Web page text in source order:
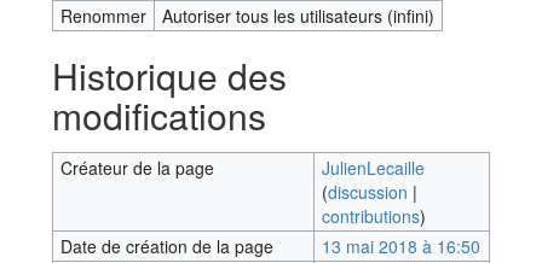
Renommer
Autoriser tous les utilisateurs (infini)
Historique des
modifications
Créateur de la page
JulienLecaille
(discussion |
contributions)
Date de création de la page
13 mai 2018 à 16:50